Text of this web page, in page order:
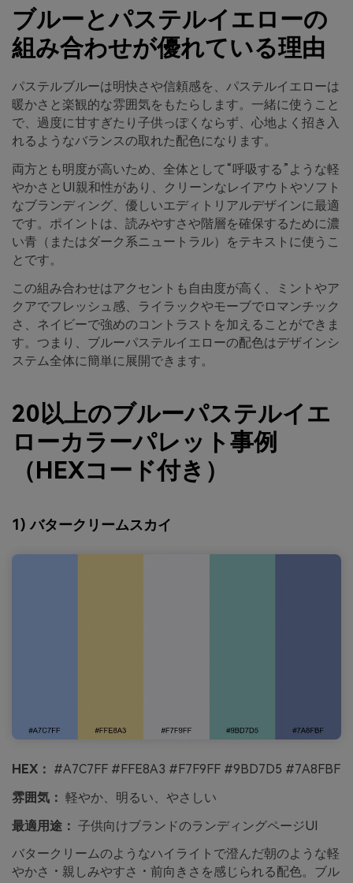
ブルーとパステルイエローの
組み合わせが優れている理由
パステルブルーは明快さや信頼感を、パステルイエローは
暖かさと楽観的な雰囲気をもたらします。一緒に使うこと
で、過度に甘すぎたり子供っぽくならず、心地よく招き入
れるようなバランスの取れた配色になります。
両方とも明度が高いため、全体として“呼吸する”ような軽
やかさとUI親和性があり、クリーンなレイアウトやソフト
なブランディング、優しいエディトリアルデザインに最適
です。ポイントは、読みやすさや階層を確保するために濃
い青（またはダーク系ニュートラル）をテキストに使うこ
とです。
この組み合わせはアクセントも自由度が高く、ミントやア
クアでフレッシュ感、ライラックやモーブでロマンチック
さ、ネイビーで強めのコントラストを加えることができま
す。つまり、ブルーパステルイエローの配色はデザインシ
ステム全体に簡単に展開できます。
20以上のブルーパステルイエ
ローカラーパレット事例
（HEXコード付き）
1) バタークリームスカイ
HEX： #A7C7FF #FFE8A3 #F7F9FF #9BD7D5 #7A8FBF
雰囲気： 軽やか、明るい、やさしい
最適用途： 子供向けブランドのランディングページUI
バタークリームのようなハイライトで澄んだ朝のような軽
やかさ・親しみやすさ・前向きさを感じられる配色。ブル